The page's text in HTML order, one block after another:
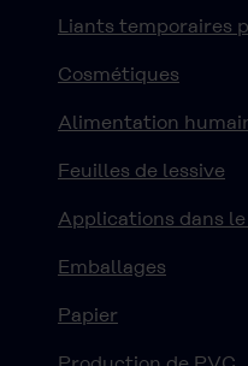
Liants temporaires
Cosmétiques
Alimentation
Feuilles de lessive
Applications dans
Emballages
Papier